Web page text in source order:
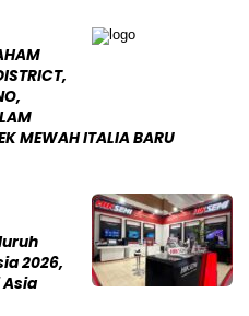
MEWAH ITALIA BARU
2026,
Asia